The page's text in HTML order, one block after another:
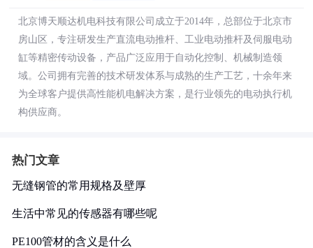
北京博天顺达机电科技有限公司成立于2014年，总部位于北京市
房山区，专注研发生产直流电动推杆、工业电动推杆及伺服电动
缸等精密传动设备，产品广泛应用于自动化控制、机械制造领
域。公司拥有完善的技术研发体系与成熟的生产工艺，十余年来
为全球客户提供高性能机电解决方案，是行业领先的电动执行机
构供应商。
热门文章
无缝钢管的常用规格及壁厚
生活中常见的传感器有哪些呢
PE100管材的含义是什么